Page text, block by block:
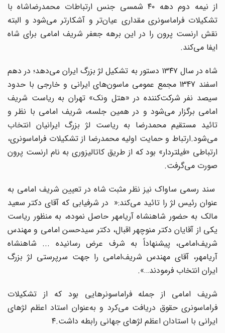
از نیمه دوم دهه ۴۰ شمسی جنس ارتباطات محمدرضاشاه با
تشکیلات فراماسونری مقداری عیان‌تر و آشکارتر می‌شود و البته
نقش ارنست پرون را در این برهه جعفر شریف امامی برای شاه
ایفا می‌کند.
شاه در سال ۱۳۴۷ دستور به تشکیل لژ بزرگ ایران می‌دهد؛ در دهم
اسفند 1347 مجمع عمومی ماسون‌های ایرانی و خارجی با حدود
سیصد نفر شرکت‌کننده در «هتل ونک» تهران به ریاست شریف
امامی برگزار می‌شود و در همین جلسه، شریف امامی با نظر و
تائید مستقیم محمدرضا به ریاست لژ بزرگ ایرانیان انتخاب
می‌شود.ارتباط و حمایت اولیه محمدرضا از تشکیلات فراماسونری،
ارتباطی «فیلتردار» بود که از طریق کاتالیزوری به نام ارنست پرون
صورت می‌گرفت.
سند رسمی ساواک نیز نظر مثبت شاه در تعیین شریف امامی به
عنوان رئیس لژ را تائید می‌کند:« در شرفیابی که آقای دکتر سعید
مالک به حضور شاهنشاه آریامهر حاصل نموده، به منظور ریاست
یکی از آقایان دکتر منوچهر اقبال، دکتر سیدحسن امامی و مهندس
شریف‌امامی، پیشنهاداً به شرف عرض رسانیده ... شاهنشاه
آریامهر، آقای مهندس شریف‌امامی را جهت سرپرستی لژ بزرگ
ایران انتخاب فرمودند…».
شریف امامی از جمله فراماسونرهایی بود که از تشکیلات
فراماسونری حقوق دریافت می‌کرد و به‌عنوان استاد اعظم لژهای
ایرانی با استادان اعظم لژهای جهانی رابطه داشت.۴